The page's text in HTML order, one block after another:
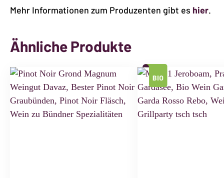
Mehr Informationen zum Produzenten gibt es hier.
Ähnliche Produkte